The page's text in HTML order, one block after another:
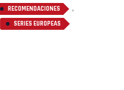
RECOMENDACIONES ,
SERIES EUROPEAS